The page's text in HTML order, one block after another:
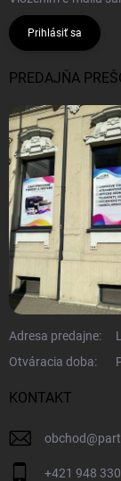
Prihlásiť sa
PREDAJŇA
Adresa predajne:
Otváracia doba:
KONTAKT
obchod@
+421 948